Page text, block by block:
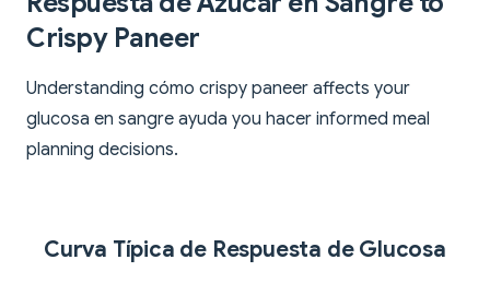
Crispy Paneer
Understanding cómo crispy paneer affects your
glucosa en sangre ayuda you hacer informed meal
planning decisions.
Curva Típica de Respuesta de Glucosa